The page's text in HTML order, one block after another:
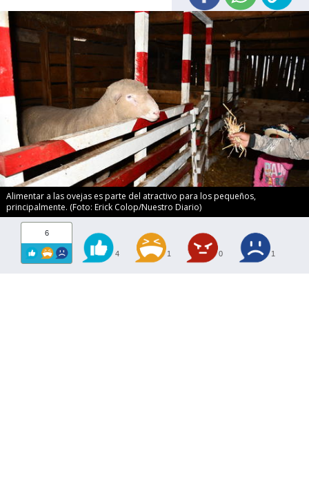
Alimentar a las ovejas es parte del atractivo para los pequeños,
principalmente. (Foto: Erick Colop/Nuestro Diario)
6
4 1 0 1